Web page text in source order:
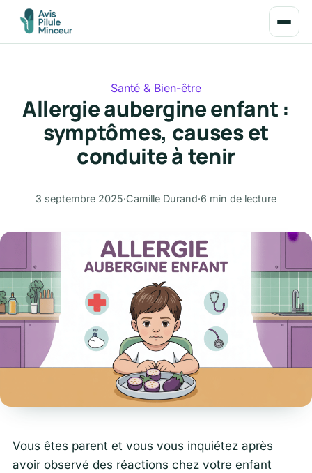
Santé & Bien-être
Allergie aubergine enfant :
symptômes, causes et
conduite à tenir
3 septembre 2025·Camille Durand·6 min de lecture
Vous êtes parent et vous vous inquiétez après
avoir observé des réactions chez votre enfant